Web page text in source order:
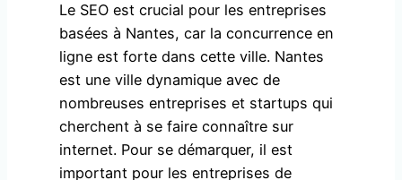
Le SEO est crucial pour les entreprises
basées à Nantes, car la concurrence en
ligne est forte dans cette ville. Nantes
est une ville dynamique avec de
nombreuses entreprises et startups qui
cherchent à se faire connaître sur
internet. Pour se démarquer, il est
important pour les entreprises de